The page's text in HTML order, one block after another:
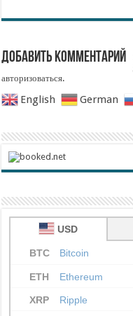
Добавить комментарий
авторизоваться.
English German